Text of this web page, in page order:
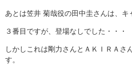
あとは笠井 菊哉役の田中圭さんは、
３番目ですが、登場なしでした・・・
しかしこれは剛力さんとＡＫＩＲＡさ
す。